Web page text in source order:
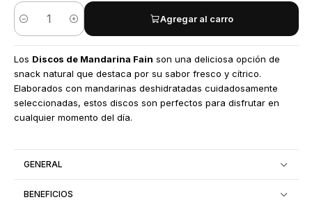
Cantidad
Agregar al carro
Los Discos de Mandarina Fain son una deliciosa opción de
snack natural que destaca por su sabor fresco y cítrico.
Elaborados con mandarinas deshidratadas cuidadosamente
seleccionadas, estos discos son perfectos para disfrutar en
cualquier momento del día.
GENERAL
BENEFICIOS